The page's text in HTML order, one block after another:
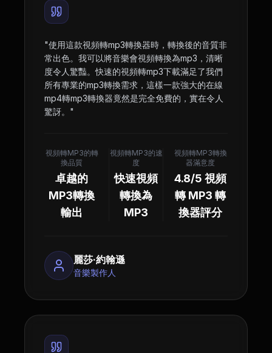
"使用這款視頻轉mp3轉換器時，轉換後的音質非
常出色。我可以將音樂會視頻轉換為mp3，清晰
度令人驚豔。快速的視頻轉mp3下載滿足了我們
所有專業的mp3轉換需求，這樣一款強大的在線
mp4轉mp3轉換器竟然是完全免費的，實在令人
驚訝。 "
視頻轉MP3的轉
換品質
卓越的
MP3轉換
輸出
視頻轉MP3的速
度
快速視頻
轉換為
MP3
視頻轉MP3轉換
器滿意度
4.8/5 視頻
轉 MP3 轉
換器評分
麗莎·約翰遜
音樂製作人